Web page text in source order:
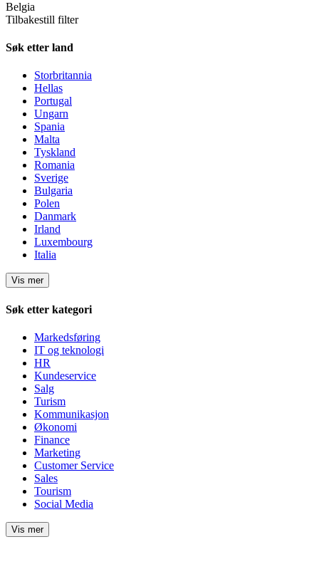
Belgia
Tilbakestill filter
Søk etter land
Storbritannia
Hellas
Portugal
Ungarn
Spania
Malta
Tyskland
Romania
Sverige
Bulgaria
Polen
Danmark
Irland
Luxembourg
Italia
Vis mer
Søk etter kategori
Markedsføring
IT og teknologi
HR
Kundeservice
Salg
Turism
Kommunikasjon
Økonomi
Finance
Marketing
Customer Service
Sales
Tourism
Social Media
Vis mer